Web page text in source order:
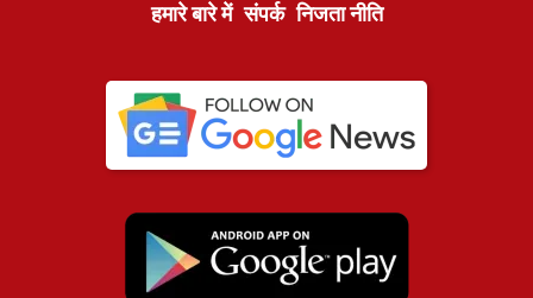
हमारे बारे में संपर्क निजता नीति